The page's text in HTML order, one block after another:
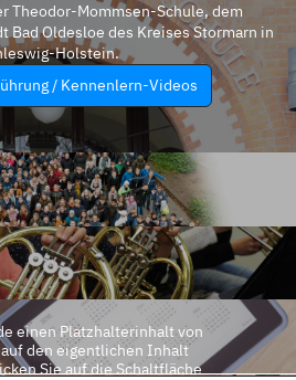
Theodor-Mommsen-Schule, dem
Bad Oldesloe des Kreises Stormarn in
Holstein.
/ Kennenlern-Videos
einen Platzhalterinhalt von
auf den eigentlichen Inhalt
Sie auf die Schaltfläche